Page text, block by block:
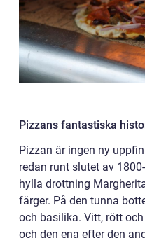
Pizzans fantastiska
Pizzan är ingen ny
redan runt slutet av
hylla drottning
färger. På den tunna
och basilika. Vitt, rött
och den ena efter den